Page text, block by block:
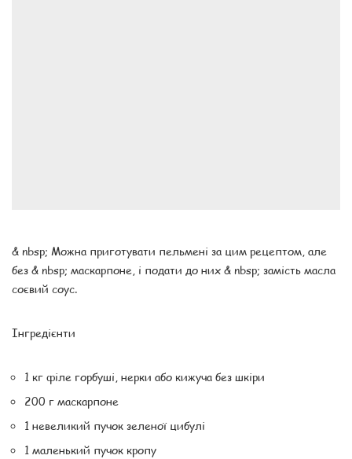
& nbsp; Можна приготувати пельмені за цим рецептом, але
без & nbsp; маскарпоне, і подати до них & nbsp; замість масла
соєвий соус.
Інгредієнти
1 кг філе горбуші, нерки або кижуча без шкіри
200 г маскарпоне
1 невеликий пучок зеленої цибулі
1 маленький пучок кропу